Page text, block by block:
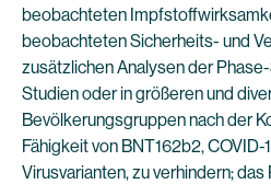
beobachteten
beobachteten Sicherheits- und
zusätzlichen Analysen der
Studien oder in größeren und
Bevölkerungsgruppen nach der
Fähigkeit von BNT162b2,
Virusvarianten, zu verhindern;